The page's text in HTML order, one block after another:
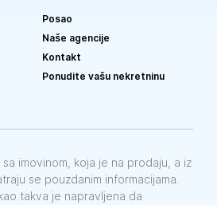
Posao
Naše agencije
Kontakt
Ponudite vašu nekretninu
imovinom, koja je na prodaju, a iz
se pouzdanim informacijama.
takva je napravljena da